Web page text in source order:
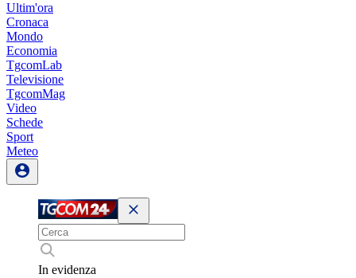
Ultim'ora
Cronaca
Mondo
Economia
TgcomLab
Televisione
TgcomMag
Video
Schede
Sport
Meteo
In evidenza